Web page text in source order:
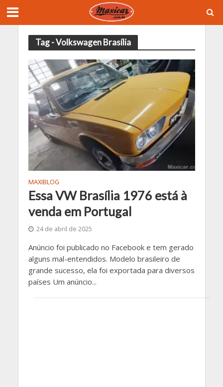
Tag - Volkswagen Brasília
MAXIBLOG
Essa VW Brasília 1976 está à
venda em Portugal
24 de abril de 2025
Anúncio foi publicado no Facebook e tem gerado
alguns mal-entendidos. Modelo brasileiro de
grande sucesso, ela foi exportada para diversos
países Um anúncio...